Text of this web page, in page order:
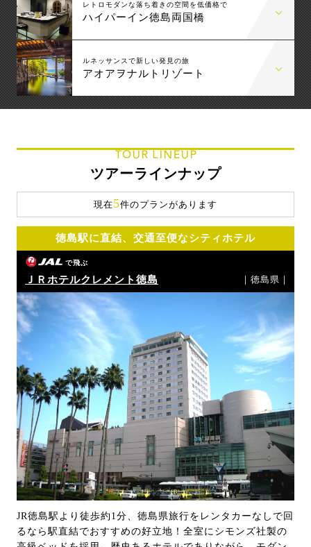
レトロモダンな落ち着きの空間を低価格で
ハイパーイン徳島両国橋
ルネッサンスで新しい発見の旅
アオアヲナルトリゾート
TOUR LINEUP
ツアーラインナップ
現在5件のプランがあります
徳島駅に直結、交通至便なシティホテル
で飛ぶ
ＪＲホテルクレメント徳島 ｜徳島県｜
JR徳島駅より徒歩約1分、徳島県旅行をレンタカーなしで回
るなら駅直結でおすすめの好立地！全室にシモンズ社製の